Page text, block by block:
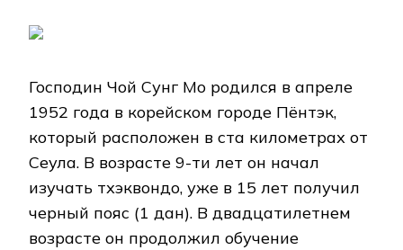
Господин Чой Сунг Мо родился в апреле
1952 года в корейском городе Пёнтэк,
который расположен в ста километрах от
Сеула. В возрасте 9-ти лет он начал
изучать тхэквондо, уже в 15 лет получил
черный пояс (1 дан). В двадцатилетнем
возрасте он продолжил обучение